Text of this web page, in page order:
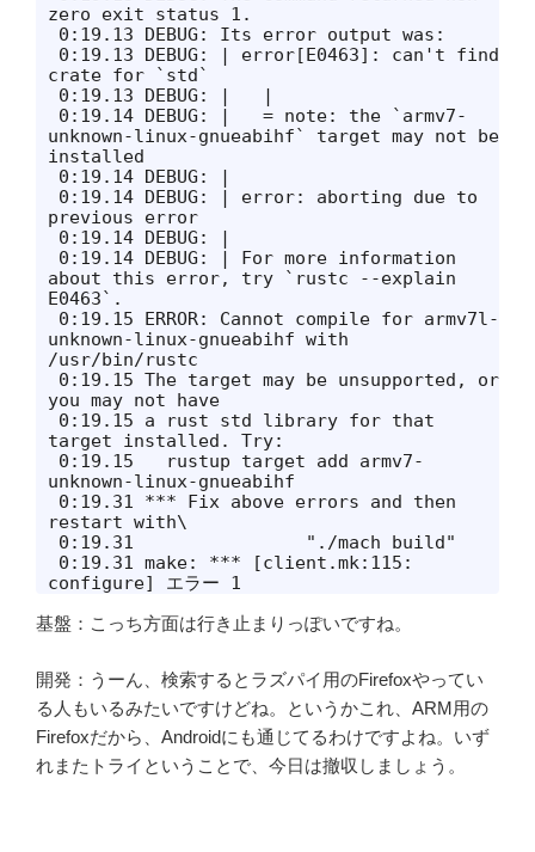
zero exit status 1.
crate for `std`
unknown-linux-gnueabihf` target may not be
installed
previous error
about this error, try `rustc --explain
E0463`.
unknown-linux-gnueabihf with
/usr/bin/rustc
you may not have
target installed. Try:
unknown-linux-gnueabihf
restart with\
基盤：こっち方面は行き止まりっぽいですね。
開発：うーん、検索するとラズパイ用のFirefoxやってい
る人もいるみたいですけどね。というかこれ、ARM用の
Firefoxだから、Androidにも通じてるわけですよね。いず
れまたトライということで、今日は撤収しましょう。